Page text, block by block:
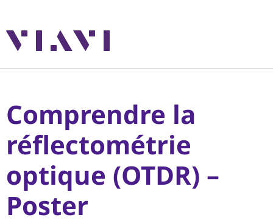
Comprendre la
réflectométrie
optique (OTDR) –
Poster